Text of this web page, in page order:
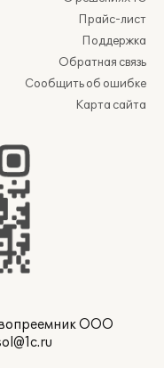
Прайс-лист
Поддержка
Обратная связь
Сообщить об ошибке
Карта сайта
ООО